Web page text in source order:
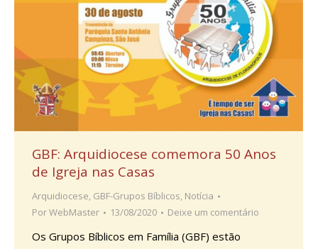
GBF: Arquidiocese comemora 50 Anos
de Igreja nas Casas
Arquidiocese, GBF-Grupos Bíblicos, Notícia
PorWebMaster 13/08/2020 Deixe um comentário
Os Grupos Bíblicos em Família (GBF) estão